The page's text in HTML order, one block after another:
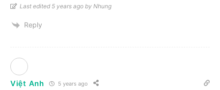
Last edited 5 years ago by Nhung
Reply
Việt Anh 5 years ago